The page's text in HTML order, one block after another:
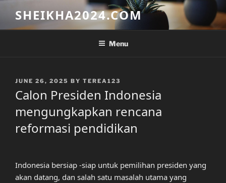
content
SHEIKHA2024.COM
Menu
POSTED
JUNE 26, 2025 BY TEREA123
Calon Presiden Indonesia
mengungkapkan rencana
reformasi pendidikan
Indonesia bersiap -siap untuk pemilihan presiden yang
akan datang, dan salah satu masalah utama yang